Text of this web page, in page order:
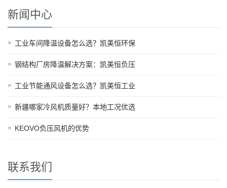
新闻中心
工业车间降温设备怎么选？凯美恒环保
钢结构厂房降温解决方案：凯美恒负压
工业节能通风设备怎么选？凯美恒工业
新疆哪家冷风机质量好？本地工况优选
KEOVO负压风机的优势
联系我们